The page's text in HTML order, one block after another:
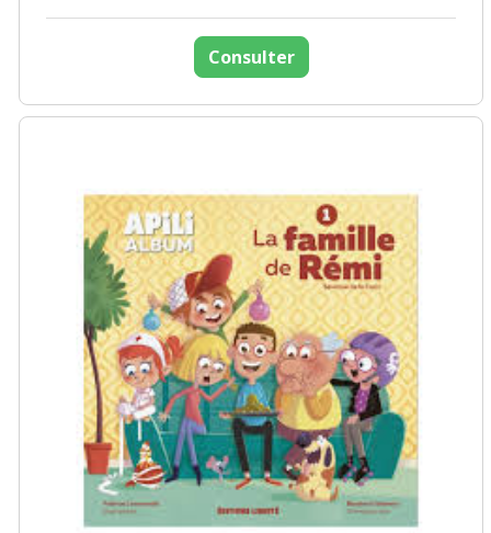
Consulter